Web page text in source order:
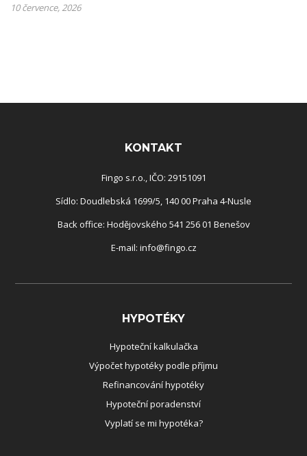
10 července, 2026
KONTAKT
Fingo s.r.o., IČO: 29151091
Sídlo: Doudlebská 1699/5, 140 00 Praha 4-Nusle
Back office: Hodějovského 541 256 01 Benešov
E-mail: info@fingo.cz
HYPOTÉKY
Hypoteční kalkulačka
Výpočet hypotéky podle příjmu
Refinancování hypotéky
Hypoteční poradenství
Vyplatí se mi hypotéka?